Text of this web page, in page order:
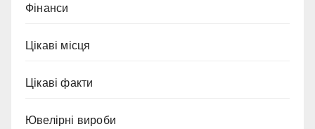
Фінанси
Цікаві місця
Цікаві факти
Ювелірні вироби